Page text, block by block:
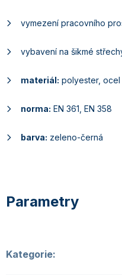
vymezení pracovního
vybavení na šikmé
materiál: polyester, ocel
norma: EN 361, EN 358
barva: zeleno-černá
Kategorie: